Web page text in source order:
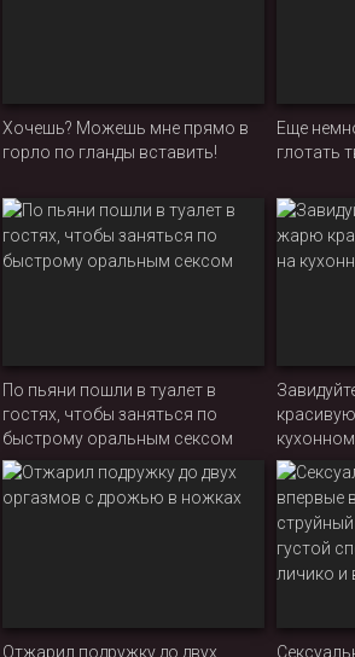
Хочешь? Можешь мне прямо в
горло по гланды вставить!
Еще
глотать
По пьяни пошли в туалет в
гостях, чтобы заняться по
быстрому оральным сексом
Отжарил подружку до двух